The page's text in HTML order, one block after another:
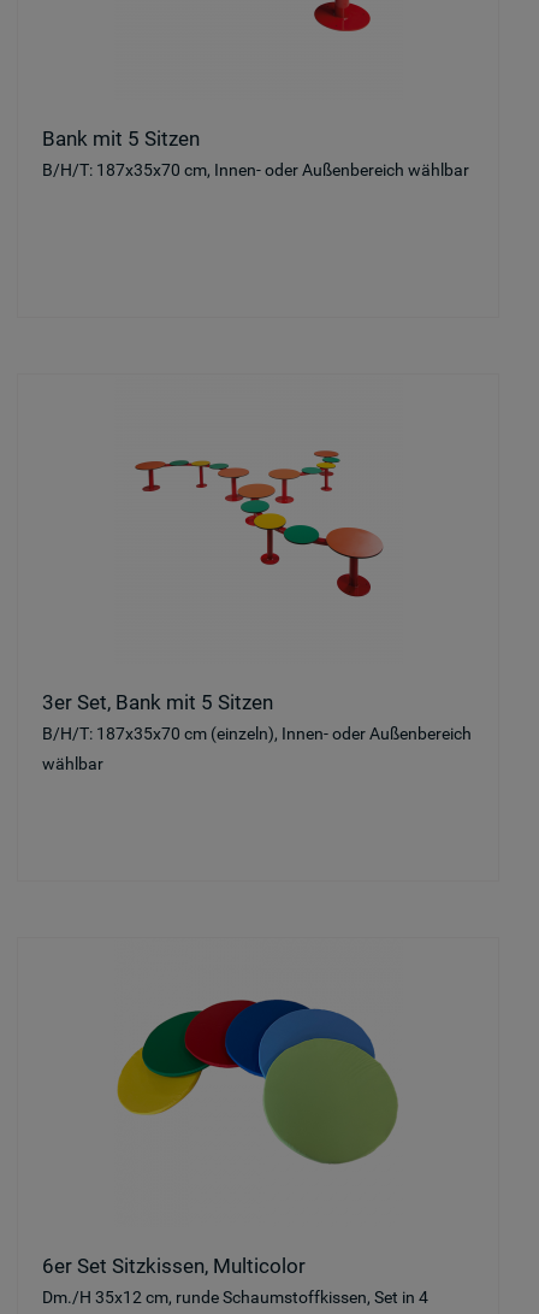
Bank mit 5 Sitzen
B/H/T: 187x35x70 cm, Innen- oder Außenbereich wählbar
3er Set, Bank mit 5 Sitzen
B/H/T: 187x35x70 cm (einzeln), Innen- oder Außenbereich
wählbar
6er Set Sitzkissen, Multicolor
Dm./H 35x12 cm, runde Schaumstoffkissen, Set in 4